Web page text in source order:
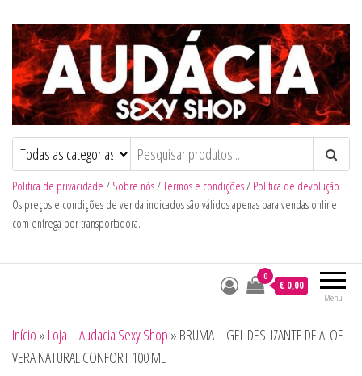
Audacia Sexy Shop
Politica de privacidade / Sobre nós/Termos e condições/ Politica de devolução
Os preços e condições de venda indicados são válidos apenas para vendas online
com entrega por transportadora.
Menu
0
€ 0,00
Início » Loja – Audacia Sexy Shop » BRUMA – GEL DESLIZANTE DE ALOE
VERA NATURAL CONFORT 100 ML